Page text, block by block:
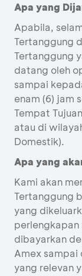
Apa yang
Apabila,
Tertanggung
Tertanggung
datang oleh
sampai
enam (6) jam
Tempat
atau di
Domestik).
Apa yang
Kami akan
Tertanggung
yang
dibayarkan
Amex sampai
yang relevan